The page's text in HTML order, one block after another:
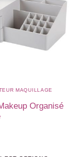
MAQUILLAGE
Organisé